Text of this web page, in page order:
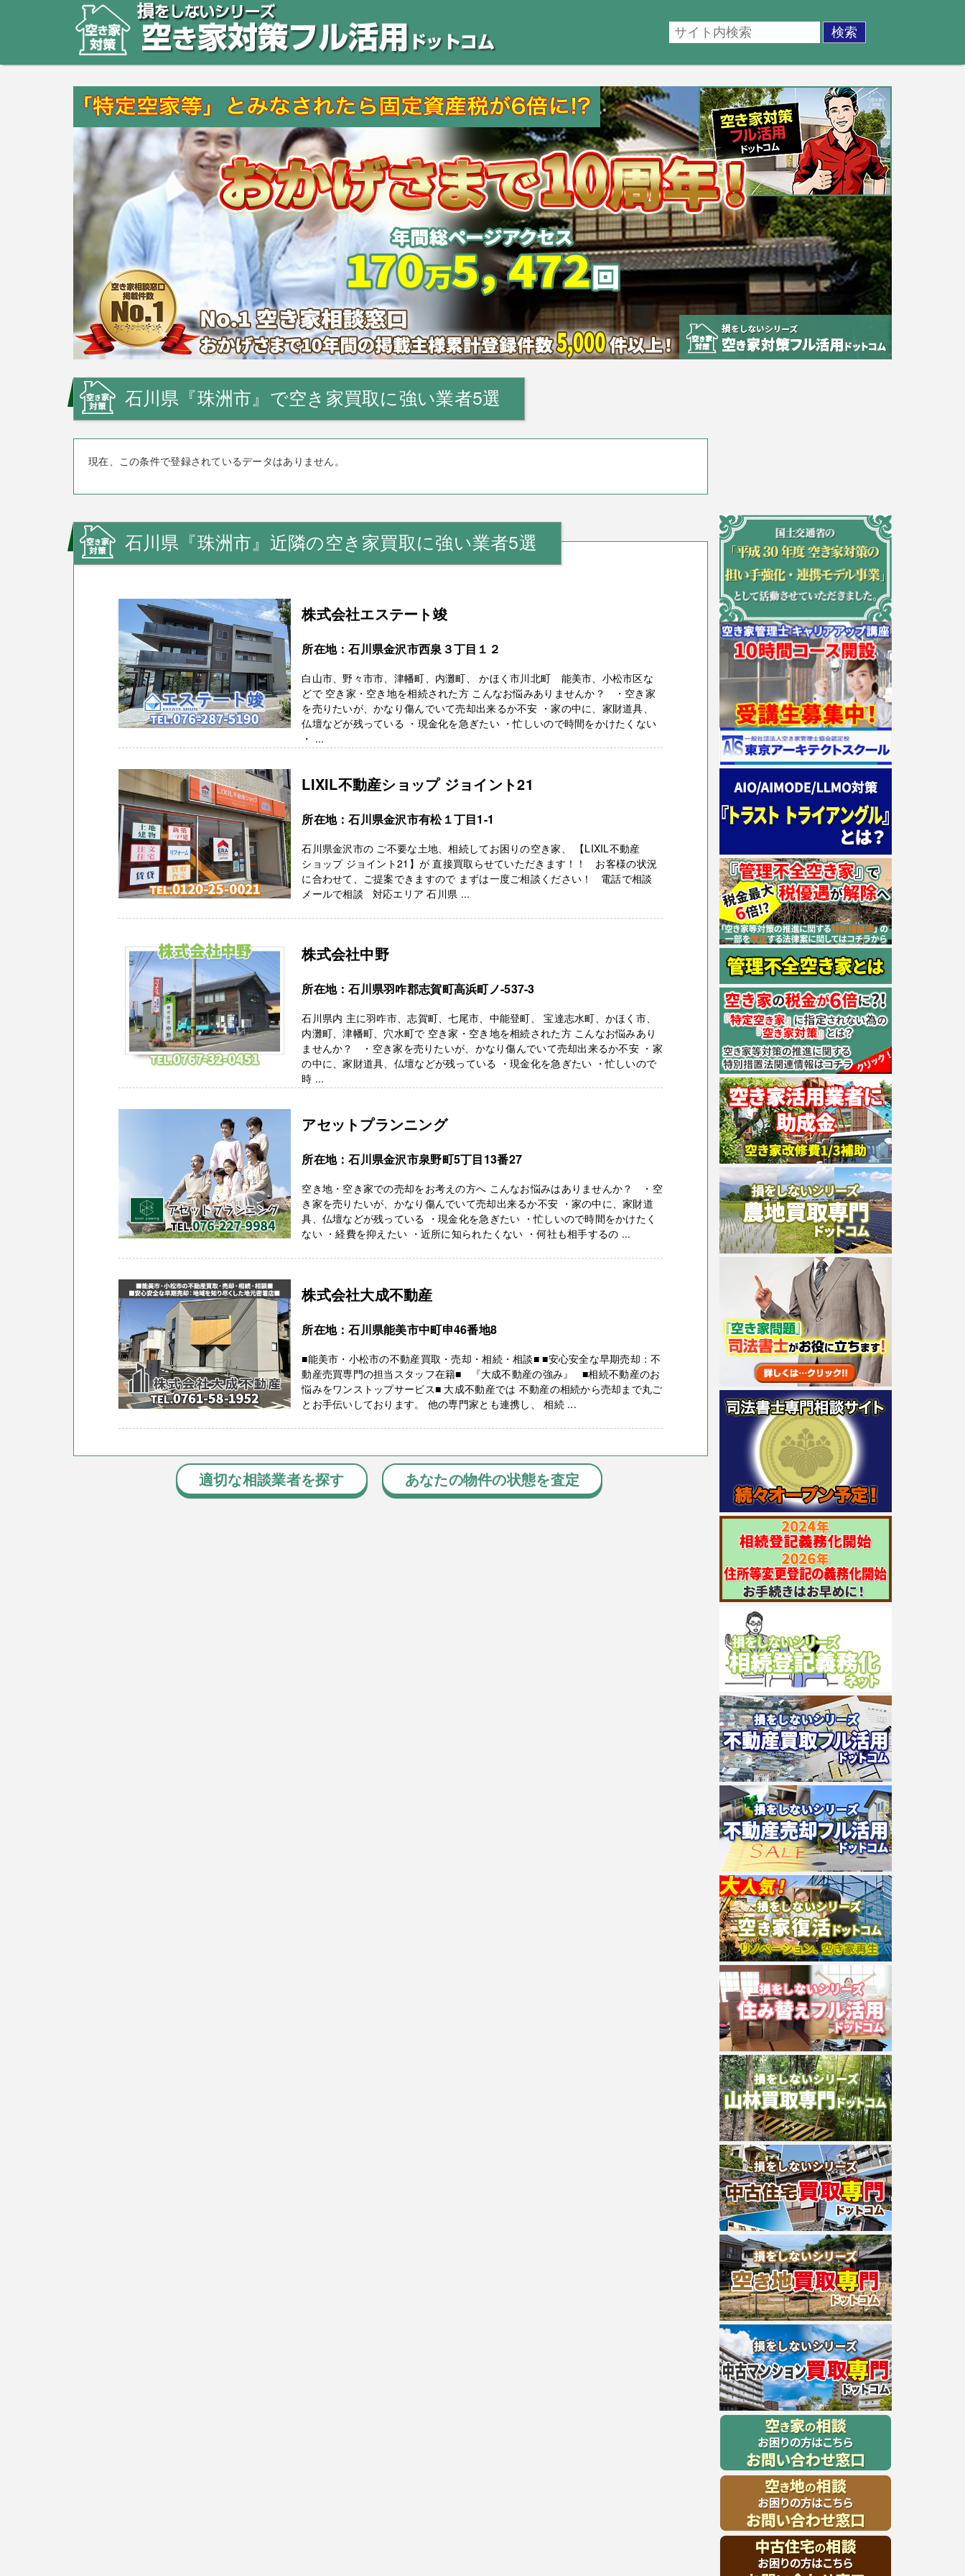
石川県『珠洲市』で空き家買取に強い業者5選
現在、この条件で登録されているデータはありません。
石川県『珠洲市』近隣の空き家買取に強い業者5選
株式会社エステート竣
所在地：石川県金沢市西泉３丁目１２
白山市、野々市市、津幡町、内灘町、 かほく市川北町 能美市、小松市区な
どで 空き家・空き地を相続された方 こんなお悩みありませんか？ ・空き家
を売りたいが、かなり傷んでいて売却出来るか不安 ・家の中に、家財道具、
仏壇などが残っている ・現金化を急ぎたい ・忙しいので時間をかけたくない
・ ...
LIXIL不動産ショップ ジョイント21
所在地：石川県金沢市有松１丁目1-1
石川県金沢市の ご不要な土地、相続してお困りの空き家、 【LIXIL不動産
ショップ ジョイント21】が 直接買取らせていただきます！！ お客様の状況
に合わせて、ご提案できますので まずは一度ご相談ください！ 電話で相談
メールで相談 対応エリア 石川県 ...
株式会社中野
所在地：石川県羽咋郡志賀町高浜町ノ-537-3
石川県内 主に羽咋市、志賀町、七尾市、中能登町、 宝達志水町、かほく市、
内灘町、津幡町、穴水町で 空き家・空き地を相続された方 こんなお悩みあり
ませんか？ ・空き家を売りたいが、かなり傷んでいて売却出来るか不安 ・家
の中に、家財道具、仏壇などが残っている ・現金化を急ぎたい ・忙しいので
時 ...
アセットプランニング
所在地：石川県金沢市泉野町5丁目13番27
空き地・空き家での売却をお考えの方へ こんなお悩みはありませんか？ ・空
き家を売りたいが、かなり傷んでいて売却出来るか不安 ・家の中に、家財道
具、仏壇などが残っている ・現金化を急ぎたい ・忙しいので時間をかけたく
ない ・経費を抑えたい ・近所に知られたくない ・何社も相手するの ...
株式会社大成不動産
所在地：石川県能美市中町申46番地8
■能美市・小松市の不動産買取・売却・相続・相談■ ■安心安全な早期売却：不
動産売買専門の担当スタッフ在籍■ 『大成不動産の強み』 ■相続不動産のお
悩みをワンストップサービス■ 大成不動産では 不動産の相続から売却まで丸ご
とお手伝いしております。 他の専門家とも連携し、 相続 ...
適切な相談業者を探す あなたの物件の状態を査定